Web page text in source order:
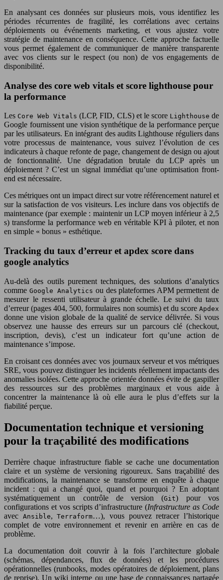
En analysant ces données sur plusieurs mois, vous identifiez les
périodes récurrentes de fragilité, les corrélations avec certains
déploiements ou événements marketing, et vous ajustez votre
stratégie de maintenance en conséquence. Cette approche factuelle
vous permet également de communiquer de manière transparente
avec vos clients sur le respect (ou non) de vos engagements de
disponibilité.
Analyse des core web vitals et score lighthouse pour
la performance
Les Core Web Vitals (LCP, FID, CLS) et le score Lighthouse de
Google fournissent une vision synthétique de la performance perçue
par les utilisateurs. En intégrant des audits Lighthouse réguliers dans
votre processus de maintenance, vous suivez l’évolution de ces
indicateurs à chaque refonte de page, changement de design ou ajout
de fonctionnalité. Une dégradation brutale du LCP après un
déploiement ? C’est un signal immédiat qu’une optimisation front-
end est nécessaire.
Ces métriques ont un impact direct sur votre référencement naturel et
sur la satisfaction de vos visiteurs. Les inclure dans vos objectifs de
maintenance (par exemple : maintenir un LCP moyen inférieur à 2,5
s) transforme la performance web en véritable KPI à piloter, et non
en simple « bonus » esthétique.
Tracking du taux d’erreur et apdex score dans
google analytics
Au-delà des outils purement techniques, des solutions d’analytics
comme Google Analytics ou des plateformes APM permettent de
mesurer le ressenti utilisateur à grande échelle. Le suivi du taux
d’erreur (pages 404, 500, formulaires non soumis) et du score Apdex
donne une vision globale de la qualité de service délivrée. Si vous
observez une hausse des erreurs sur un parcours clé (checkout,
inscription, devis), c’est un indicateur fort qu’une action de
maintenance s’impose.
En croisant ces données avec vos journaux serveur et vos métriques
SRE, vous pouvez distinguer les incidents réellement impactants des
anomalies isolées. Cette approche orientée données évite de gaspiller
des ressources sur des problèmes marginaux et vous aide à
concentrer la maintenance là où elle aura le plus d’effets sur la
fiabilité perçue.
Documentation technique et versioning
pour la traçabilité des modifications
Derrière chaque infrastructure fiable se cache une documentation
claire et un système de versioning rigoureux. Sans traçabilité des
modifications, la maintenance se transforme en enquête à chaque
incident : qui a changé quoi, quand et pourquoi ? En adoptant
systématiquement un contrôle de version (Git) pour vos
configurations et vos scripts d’infrastructure (Infrastructure as Code
avec Ansible,Terraform…), vous pouvez retracer l’historique
complet de votre environnement et revenir en arrière en cas de
problème.
La documentation doit couvrir à la fois l’architecture globale
(schémas, dépendances, flux de données) et les procédures
opérationnelles (runbooks, modes opératoires de déploiement, plans
de reprise). Un wiki interne ou une base de connaissances partagée